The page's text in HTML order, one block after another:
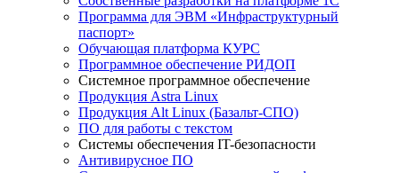
Программа для ЭВМ «Инфраструктурный
паспорт»
Обучающая платформа КУРС
Программное обеспечение РИДОП
Системное программное обеспечение
Продукция Astra Linux
Продукция Alt Linux (Базальт-СПО)
ПО для работы с текстом
Системы обеспечения IT-безопасности
Антивирусное ПО